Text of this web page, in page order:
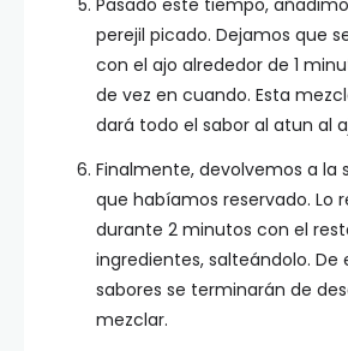
Pasado este tiempo,
perejil picado. Dejamos que
con el ajo alrededor de 1
de vez en cuando. Esta
dará todo el sabor al atun al
Finalmente, devolvemos a la
que habíamos reservado. Lo
durante 2 minutos con el
ingredientes, salteándolo. De
sabores se terminarán de
mezclar.